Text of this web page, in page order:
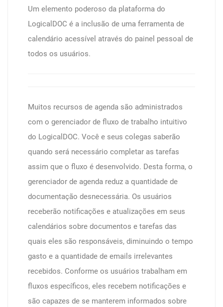
Um elemento poderoso da plataforma do
LogicalDOC é a inclusão de uma ferramenta de
calendário acessível através do painel pessoal de
todos os usuários.
Muitos recursos de agenda são administrados
com o gerenciador de fluxo de trabalho intuitivo
do LogicalDOC. Você e seus colegas saberão
quando será necessário completar as tarefas
assim que o fluxo é desenvolvido. Desta forma, o
gerenciador de agenda reduz a quantidade de
documentação desnecessária. Os usuários
receberão notificações e atualizações em seus
calendários sobre documentos e tarefas das
quais eles são responsáveis, diminuindo o tempo
gasto e a quantidade de emails irrelevantes
recebidos. Conforme os usuários trabalham em
fluxos específicos, eles recebem notificações e
são capazes de se manterem informados sobre